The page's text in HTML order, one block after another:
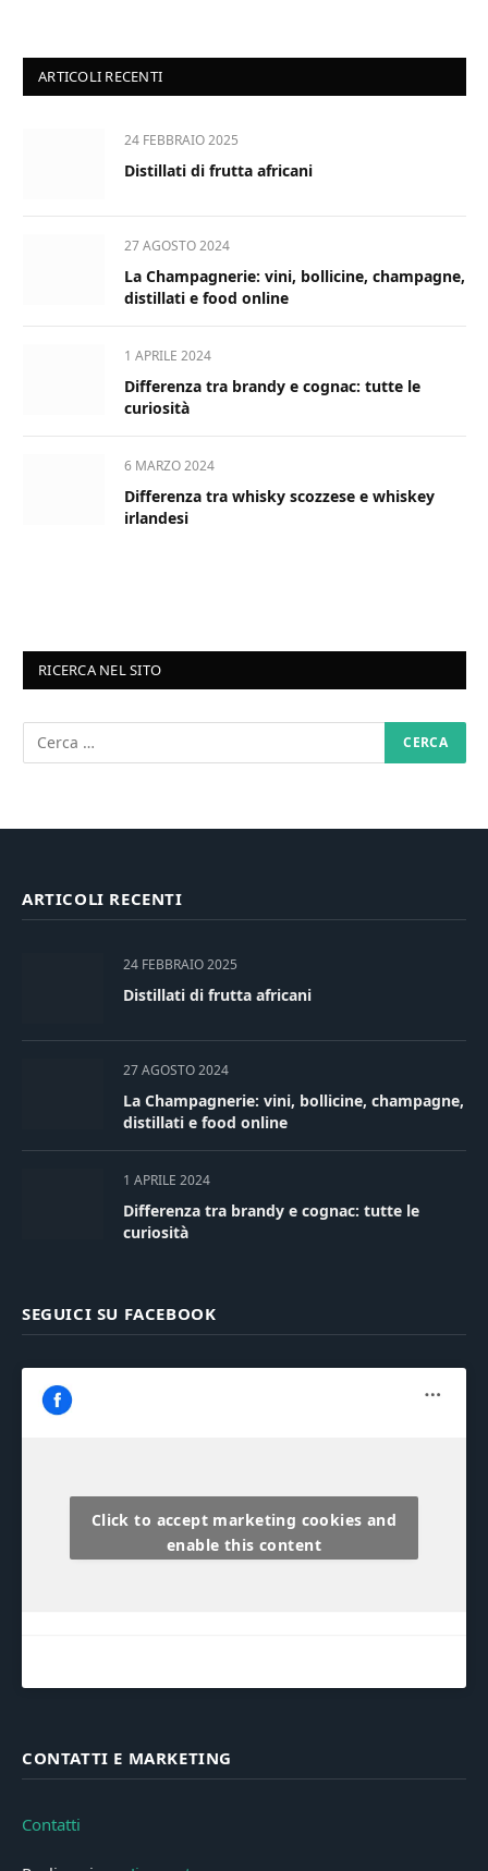
ARTICOLI RECENTI
24 FEBBRAIO 2025
Distillati di frutta africani
27 AGOSTO 2024
La Champagnerie: vini, bollicine, champagne,
distillati e food online
1 APRILE 2024
Differenza tra brandy e cognac: tutte le
curiosità
6 MARZO 2024
Differenza tra whisky scozzese e whiskey
irlandesi
RICERCA NEL SITO
ARTICOLI RECENTI
24 FEBBRAIO 2025
Distillati di frutta africani
27 AGOSTO 2024
La Champagnerie: vini, bollicine, champagne,
distillati e food online
1 APRILE 2024
Differenza tra brandy e cognac: tutte le
curiosità
SEGUICI SU FACEBOOK
Click to accept marketing cookies and
enable this content
CONTATTI E MARKETING
Contatti